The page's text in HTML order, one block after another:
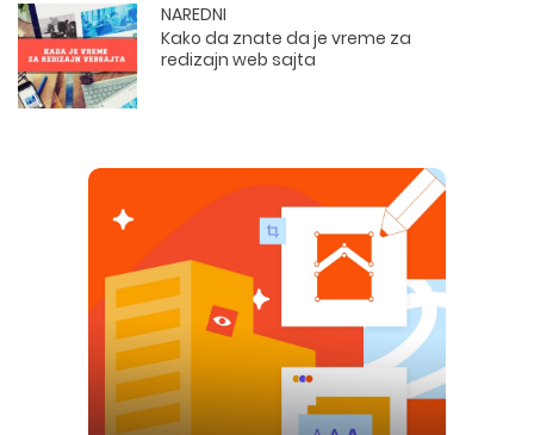
NAREDNI
Kako da znate da je vreme za
redizajn web sajta